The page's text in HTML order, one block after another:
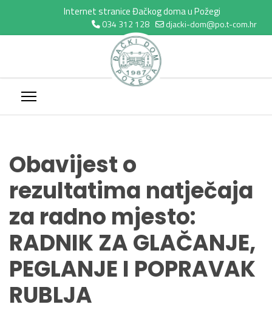
Internet stranice Đačkog doma u Požegi
034 312 128 djacki-dom@po.t-com.hr
Obavijest o
rezultatima natječaja
za radno mjesto:
RADNIK ZA GLAČANJE,
PEGLANJE I POPRAVAK
RUBLJA